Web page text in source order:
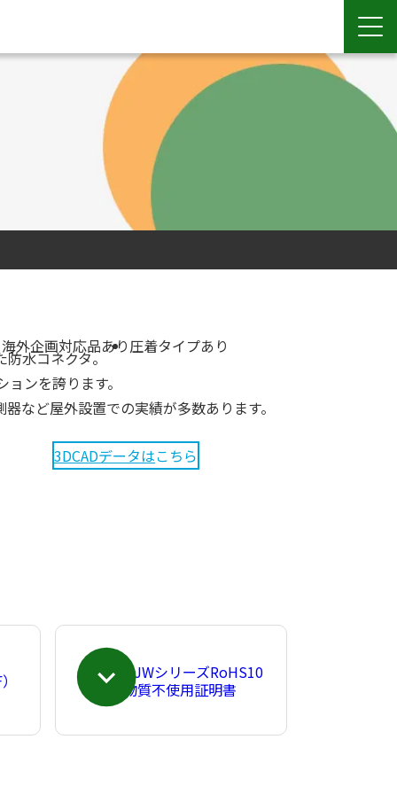
海外企画対応品あり圧着タイプあり
防水コネクタ。
ンを誇ります。
など屋外設置での実績が多数あります。
3DCADデータはこちら
NJWシリーズRoHS10
物質不使用証明書